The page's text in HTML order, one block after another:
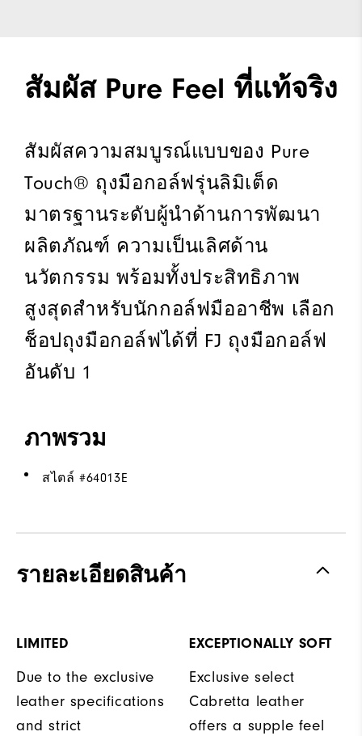
สัมผัส Pure Feel ที่แท้จริง
สัมผัสความสมบูรณ์แบบของ Pure
Touch® ถุงมือกอล์ฟรุ่นลิมิเต็ด
มาตรฐานระดับผู้นำด้านการพัฒนา
ผลิตภัณฑ์ ความเป็นเลิศด้าน
นวัตกรรม พร้อมทั้งประสิทธิภาพ
สูงสุดสำหรับนักกอล์ฟมืออาชีพ เลือก
ช็อปถุงมือกอล์ฟได้ที่ FJ ถุงมือกอล์ฟ
อันดับ 1
ภาพรวม
สไตล์ #64013E
รายละเอียดสินค้า
LIMITED
Due to the exclusive
leather specifications
and strict
EXCEPTIONALLY SOFT
Exclusive select
Cabretta leather
offers a supple feel